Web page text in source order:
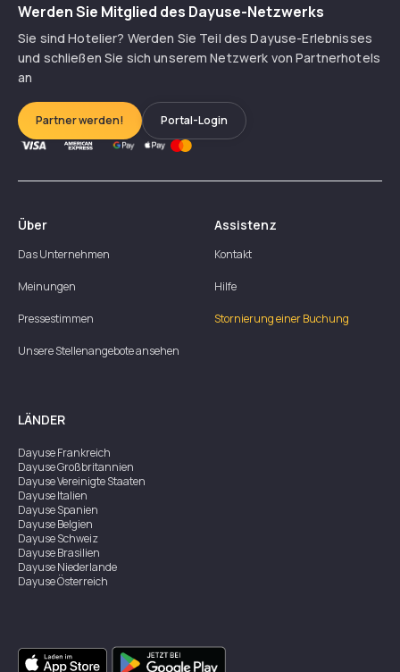
Werden Sie Mitglied des Dayuse-Netzwerks
Sie sind Hotelier? Werden Sie Teil des Dayuse-Erlebnisses
und schließen Sie sich unserem Netzwerk von Partnerhotels
an
Partner werden! Portal-Login
Über
Das Unternehmen
Meinungen
Pressestimmen
Unsere Stellenangebote ansehen
Assistenz
Kontakt
Hilfe
Stornierung einer Buchung
LÄNDER
DayuseFrankreich
DayuseGroßbritannien
DayuseVereinigte Staaten
DayuseItalien
DayuseSpanien
DayuseBelgien
DayuseSchweiz
DayuseBrasilien
DayuseNiederlande
DayuseÖsterreich
DayuseSingapur
DayuseZweden